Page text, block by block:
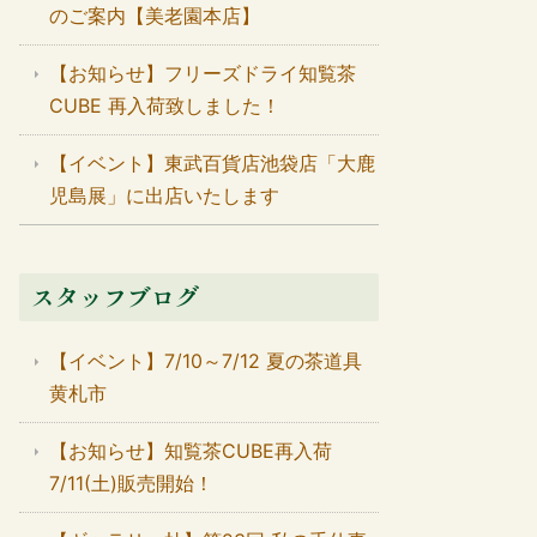
のご案内【美老園本店】
【お知らせ】フリーズドライ知覧茶
CUBE 再入荷致しました！
【イベント】東武百貨店池袋店「大鹿
児島展」に出店いたします
スタッフブログ
【イベント】7/10～7/12 夏の茶道具
黄札市
【お知らせ】知覧茶CUBE再入荷
7/11(土)販売開始！